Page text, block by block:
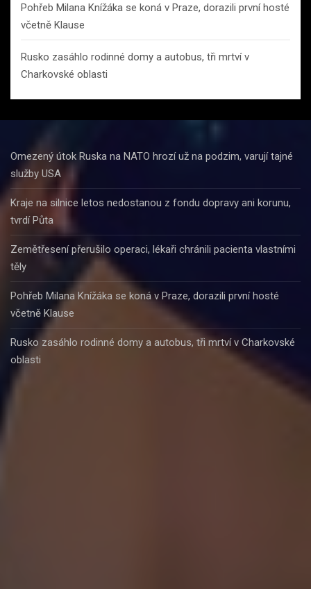
Pohřeb Milana Knížáka se koná v Praze, dorazili první hosté
včetně Klause
Rusko zasáhlo rodinné domy a autobus, tři mrtví v
Charkovské oblasti
Omezený útok Ruska na NATO hrozí už na podzim, varují tajné
služby USA
Kraje na silnice letos nedostanou z fondu dopravy ani korunu,
tvrdí Půta
Zemětřesení přerušilo operaci, lékaři chránili pacienta vlastními
těly
Pohřeb Milana Knížáka se koná v Praze, dorazili první hosté
včetně Klause
Rusko zasáhlo rodinné domy a autobus, tři mrtví v Charkovské
oblasti